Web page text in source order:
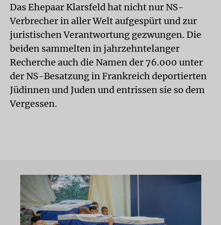
Das Ehepaar Klarsfeld hat nicht nur NS-
Verbrecher in aller Welt aufgespürt und zur
juristischen Verantwortung gezwungen. Die
beiden sammelten in jahrzehntelanger
Recherche auch die Namen der 76.000 unter
der NS-Besatzung in Frankreich deportierten
Jüdinnen und Juden und entrissen sie so dem
Vergessen.